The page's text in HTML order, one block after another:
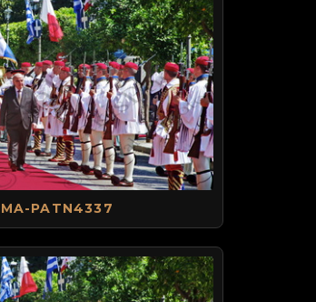
MA-PATN4337